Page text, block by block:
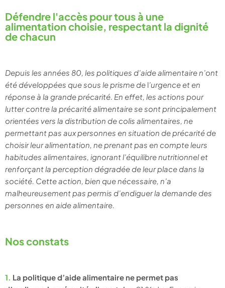
Défendre l'accès pour tous à une
alimentation choisie, respectant la dignité
de chacun
Depuis les années 80, les politiques d’aide alimentaire n’ont
été développées que sous le prisme de l’urgence et en
réponse à la grande précarité. En effet, les actions pour
lutter contre la précarité alimentaire se sont principalement
orientées vers la distribution de colis alimentaires, ne
permettant pas aux personnes en situation de précarité de
choisir leur alimentation, ne prenant pas en compte leurs
habitudes alimentaires, ignorant l’équilibre nutritionnel et
renforçant la perception dégradée de leur place dans la
société. Cette action, bien que nécessaire, n’a
malheureusement pas permis d’endiguer la demande des
personnes en aide alimentaire.
Nos constats
1. La politique d’aide alimentaire ne permet pas